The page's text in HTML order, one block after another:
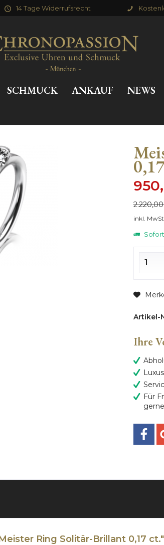
14 Tage Widerrufsrecht
SCHMUCK ANKAUF NEWS
inkl. MwSt.
Artikel-
Ihre
Für
Ring Solitär-Brillant 0,17 ct."